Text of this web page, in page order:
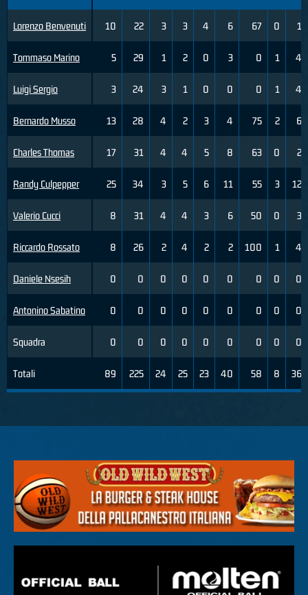
Lorenzo Benvenuti
Tommaso Marino
Luigi Sergio
Bernardo Musso
Charles Thomas
Randy Culpepper
Valerio Cucci
Riccardo Rossato
Daniele Nsesih
Antonino Sabatino
Squadra
Totali
10 22 3 3 4 6 67 0 1
5 29 1 2 0 3 0 1 4
3 24 3 1 0 0 0 1 4
13 28 4 2 3 4 75 2 6
17 31 4 4 5 8 63 0 2
25 34 3 5 6 11 55 3 12
8 31 4 4 3 6 50 0 3
8 26 2 4 2 2 100 1 4
0 0 0 0 0 0 0 0 0
0 0 0 0 0 0 0 0 0
0 0 0 0 0 0 0 0 0
89 225 24 25 23 40 58 8 36